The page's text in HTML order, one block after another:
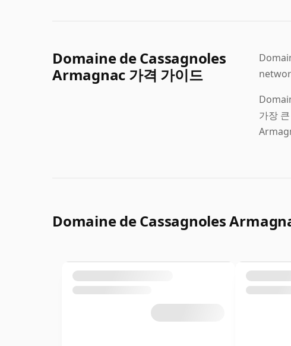
Domaine de Cassagnoles
Armagnac 가격 가이드
가장
Domaine de Cassagnoles